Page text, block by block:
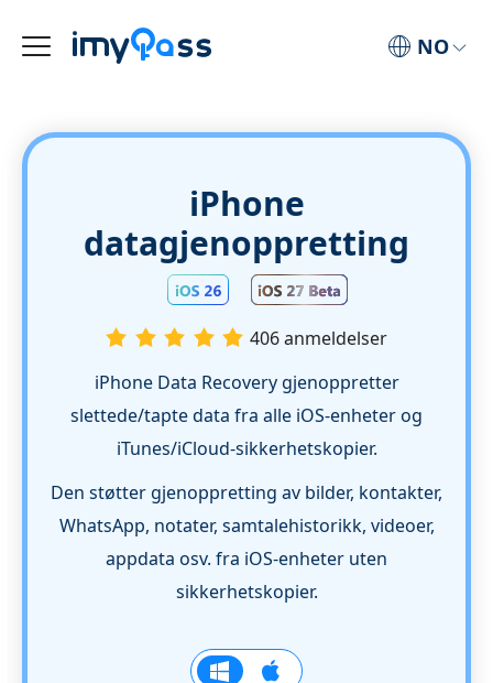
NO
iPhone
datagjenoppretting
406 anmeldelser
iPhone Data Recovery gjenoppretter
slettede/tapte data fra alle iOS-enheter og
iTunes/iCloud-sikkerhetskopier.
Den støtter gjenoppretting av bilder, kontakter,
WhatsApp, notater, samtalehistorikk, videoer,
appdata osv. fra iOS-enheter uten
sikkerhetskopier.